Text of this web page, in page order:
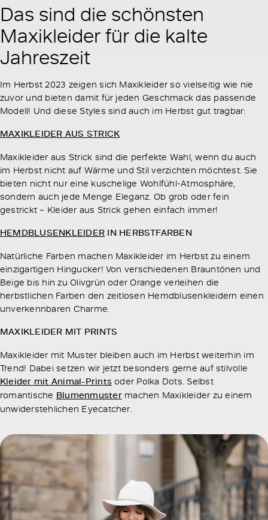
Das sind die schönsten
Maxikleider für die kalte
Jahreszeit
Im Herbst 2023 zeigen sich Maxikleider so vielseitig wie nie
zuvor und bieten damit für jeden Geschmack das passende
Modell! Und diese Styles sind auch im Herbst gut tragbar:
MAXIKLEIDER AUS STRICK
Maxikleider aus Strick sind die perfekte Wahl, wenn du auch
im Herbst nicht auf Wärme und Stil verzichten möchtest. Sie
bieten nicht nur eine kuschelige Wohlfühl-Atmosphäre,
sondern auch jede Menge Eleganz. Ob grob oder fein
gestrickt – Kleider aus Strick gehen einfach immer!
HEMDBLUSENKLEIDER IN HERBSTFARBEN
Natürliche Farben machen Maxikleider im Herbst zu einem
einzigartigen Hingucker! Von verschiedenen Brauntönen und
Beige bis hin zu Olivgrün oder Orange verleihen die
herbstlichen Farben den zeitlosen Hemdblusenkleidern einen
unverkennbaren Charme.
MAXIKLEIDER MIT PRINTS
Maxikleider mit Muster bleiben auch im Herbst weiterhin im
Trend! Dabei setzen wir jetzt besonders gerne auf stilvolle
Kleider mit Animal-Prints oder Polka Dots. Selbst
romantische Blumenmustermachen Maxikleider zu einem
unwiderstehlichen Eyecatcher.